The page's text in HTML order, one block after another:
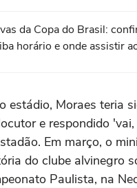
da Copa do Brasil:
horário e onde assistir
estádio, Moraes teria
e respondido
Em março, o
do clube alvinegro
Paulista, na